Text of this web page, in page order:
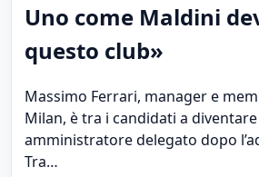
Uno come Maldini
questo club»
Massimo Ferrari, manager e
Milan, è tra i candidati a
amministratore delegato dopo
Tra…